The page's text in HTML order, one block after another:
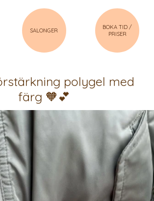
SALONGER
BOKA TID /
PRISER
polygel med
färg 🧡💕